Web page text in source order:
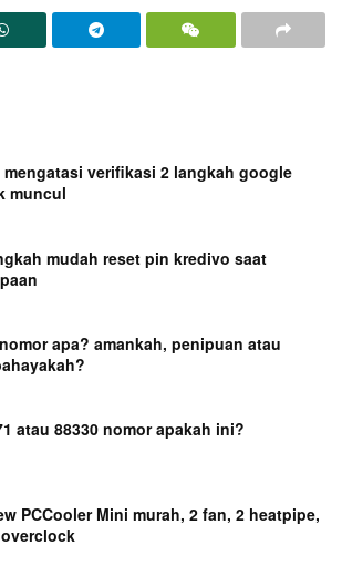
mengatasi verifikasi 2 langkah google
muncul
mudah reset pin kredivo saat
apa? amankah, penipuan atau
atau 88330 nomor apakah ini?
PCCooler Mini murah, 2 fan, 2 heatpipe,